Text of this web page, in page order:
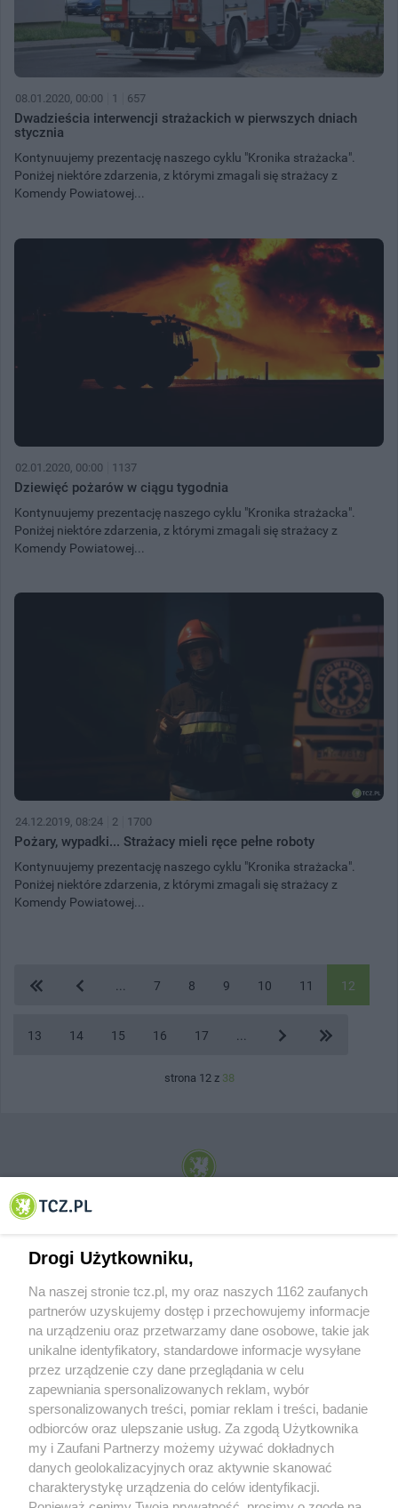
08.01.2020, 00:00 1 657
Dwadzieścia interwencji strażackich w pierwszych dniach
stycznia
Kontynuujemy prezentację naszego cyklu "Kronika strażacka".
Poniżej niektóre zdarzenia, z którymi zmagali się strażacy z
Komendy Powiatowej...
02.01.2020, 00:00 1137
Dziewięć pożarów w ciągu tygodnia
Kontynuujemy prezentację naszego cyklu "Kronika strażacka".
Poniżej niektóre zdarzenia, z którymi zmagali się strażacy z
Komendy Powiatowej...
24.12.2019, 08:24 2 1700
Pożary, wypadki... Strażacy mieli ręce pełne roboty
Kontynuujemy prezentację naszego cyklu "Kronika strażacka".
Poniżej niektóre zdarzenia, z którymi zmagali się strażacy z
Komendy Powiatowej...
7 8 9 10 11 12
13 14 15 16 17
strona 12 z 38
© 2001-2026 Tczew - TCZ.PL Sp. z o.o. Internetowy Serwis Informacyjny Miasta
O FIRMIE POLITYKA PRYWATNOŚCI HOSTING
REKLAMA WSPÓŁPRACA RSS FACEBOOK KONTAKT
Nasze serwisy
Aktualności Muzyka i kultura
Drogi Użytkowniku,
Na naszej stronie tcz.pl, my oraz naszych 1162 zaufanych
partnerów uzyskujemy dostęp i przechowujemy informacje
na urządzeniu oraz przetwarzamy dane osobowe, takie jak
unikalne identyfikatory, standardowe informacje wysyłane
przez urządzenie czy dane przeglądania w celu
zapewniania spersonalizowanych reklam, wybór
spersonalizowanych treści, pomiar reklam i treści, badanie
odbiorców oraz ulepszanie usług. Za zgodą Użytkownika
my i Zaufani Partnerzy możemy używać dokładnych
danych geolokalizacyjnych oraz aktywnie skanować
charakterystykę urządzenia do celów identyfikacji.